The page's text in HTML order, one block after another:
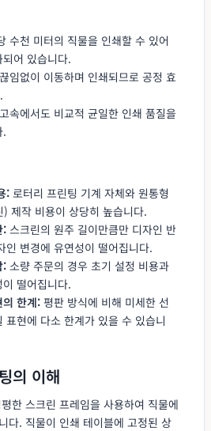
수천 미터의 직물을 인쇄할 수 있어
어 있습니다.
임없이 이동하며 인쇄되므로 공정 효
고속에서도 비교적 균일한 인쇄 품질을
.
: 로터리 프린팅 기계 자체와 원통형
제작 비용이 상당히 높습니다.
: 스크린의 원주 길이만큼만 디자인 반
인 변경에 유연성이 떨어집니다.
: 소량 주문의 경우 초기 설정 비용과
떨어집니다.
의 한계: 평판 방식에 비해 미세한 선
표현에 다소 한계가 있을 수 있습니
의 이해
한 스크린 프레임을 사용하여 직물에
다. 직물이 인쇄 테이블에 고정된 상